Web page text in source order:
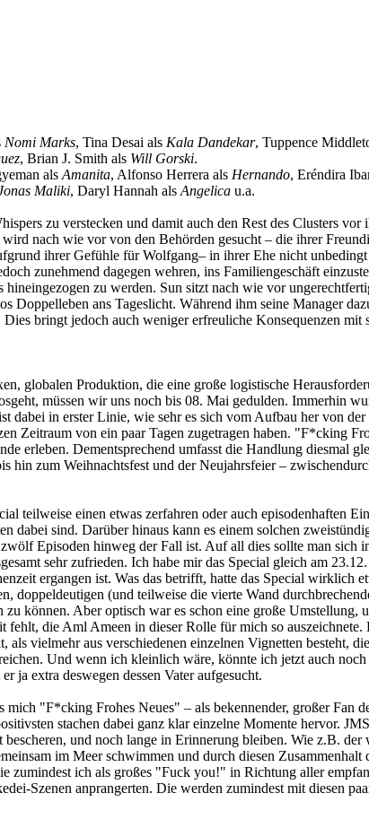
Nomi Marks, Tina Desai als Kala Dandekar, Tuppence
, Brian J. Smith als Will Gorski.
als Amanita, Alfonso Herrera als Hernando, Eréndira
Maliki, Daryl Hannah als Angelica u.a.
zu verstecken und damit auch den Rest des Clusters
nach wie vor von den Behörden gesucht – die ihrer
ihrer Gefühle für Wolfgang– in ihrer Ehe nicht
zunehmend dagegen wehren, ins Familiengeschäft
zu werden. Sun sitzt nach wie vor
Doppelleben ans Tageslicht. Während ihm seine Manager
bringt jedoch auch weniger erfreuliche Konsequenzen
globalen Produktion, die eine große logistische
müssen wir uns noch bis 08. Mai gedulden. Immerhin
dabei in erster Linie, wie sehr es sich vom Aufbau her von
Zeitraum von ein paar Tagen zugetragen haben. "F*cking
erleben. Dementsprechend umfasst die Handlung diesmal
hin zum Weihnachtsfest und der Neujahrsfeier –
teilweise einen etwas zerfahren oder auch
sind. Darüber hinaus kann es einem solchen
Episoden hinweg der Fall ist. Auf all dies sollte man sich
sehr zufrieden. Ich habe mir das Special gleich am
ergangen ist. Was das betrifft, hatte das Special
doppeldeutigen (und teilweise die vierte Wand
können. Aber optisch war es schon eine große
die Aml Ameen in dieser Rolle für mich so
vielmehr aus verschiedenen einzelnen Vignetten besteht,
Und wenn ich kleinlich wäre, könnte ich jetzt auch
ja extra deswegen dessen Vater aufgesucht.
"F*cking Frohes Neues" – als bekennender, großer Fan
stachen dabei ganz klar einzelne Momente hervor.
und noch lange in Erinnerung bleiben. Wie z.B.
im Meer schwimmen und durch diesen
zumindest ich als großes "Fuck you!" in Richtung aller
Szenen anprangerten. Die werden zumindest mit diesen